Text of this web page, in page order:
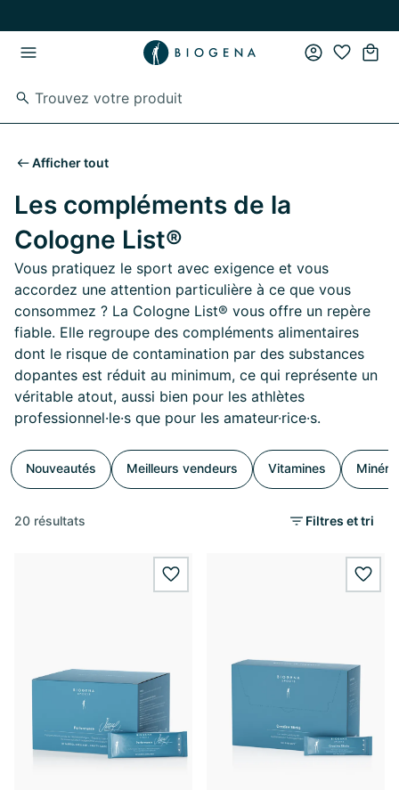
Afficher tout
Les compléments de la
Cologne List®
Vous pratiquez le sport avec exigence et vous
accordez une attention particulière à ce que vous
consommez ? La Cologne List® vous offre un repère
fiable. Elle regroupe des compléments alimentaires
dont le risque de contamination par des substances
dopantes est réduit au minimum, ce qui représente un
véritable atout, aussi bien pour les athlètes
professionnel·le·s que pour les amateur·rice·s.
Nouveautés Meilleurs vendeurs Vitamines
20 résultats Filtres et tri
wishlist.add